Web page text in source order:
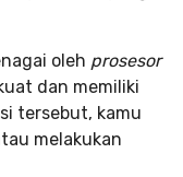
oleh prosesor
dan memiliki
tersebut, kamu
melakukan